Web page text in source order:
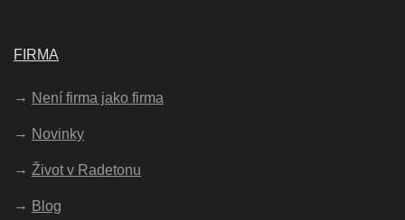
FIRMA
Není firma jako firma
Novinky
Život v Radetonu
Blog